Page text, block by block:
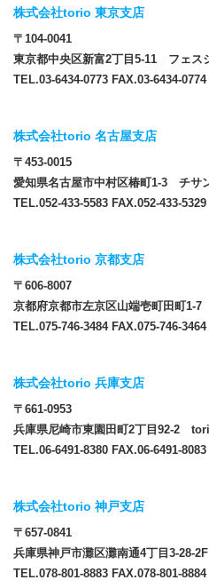
株式会社torio 東京支店
〒104-0041
東京都中央区新富2丁目5-11 フェス
TEL.03-6434-0773 FAX.03-6434-0774
株式会社torio 名古屋支店
〒453-0015
愛知県名古屋市中村区椿町1-3 チサ
TEL.052-433-5583 FAX.052-433-5329
株式会社torio 京都支店
〒606-8007
京都府京都市左京区山端壱町田町1-
TEL.075-746-3484 FAX.075-746-3464
株式会社torio 兵庫支店
〒661-0953
兵庫県尼崎市東園田町2丁目92-2
TEL.06-6491-8380 FAX.06-6491-8083
株式会社torio 神戸支店
〒657-0841
兵庫県神戸市灘区灘南通4丁目3-28-2F
TEL.078-801-8883 FAX.078-801-8884